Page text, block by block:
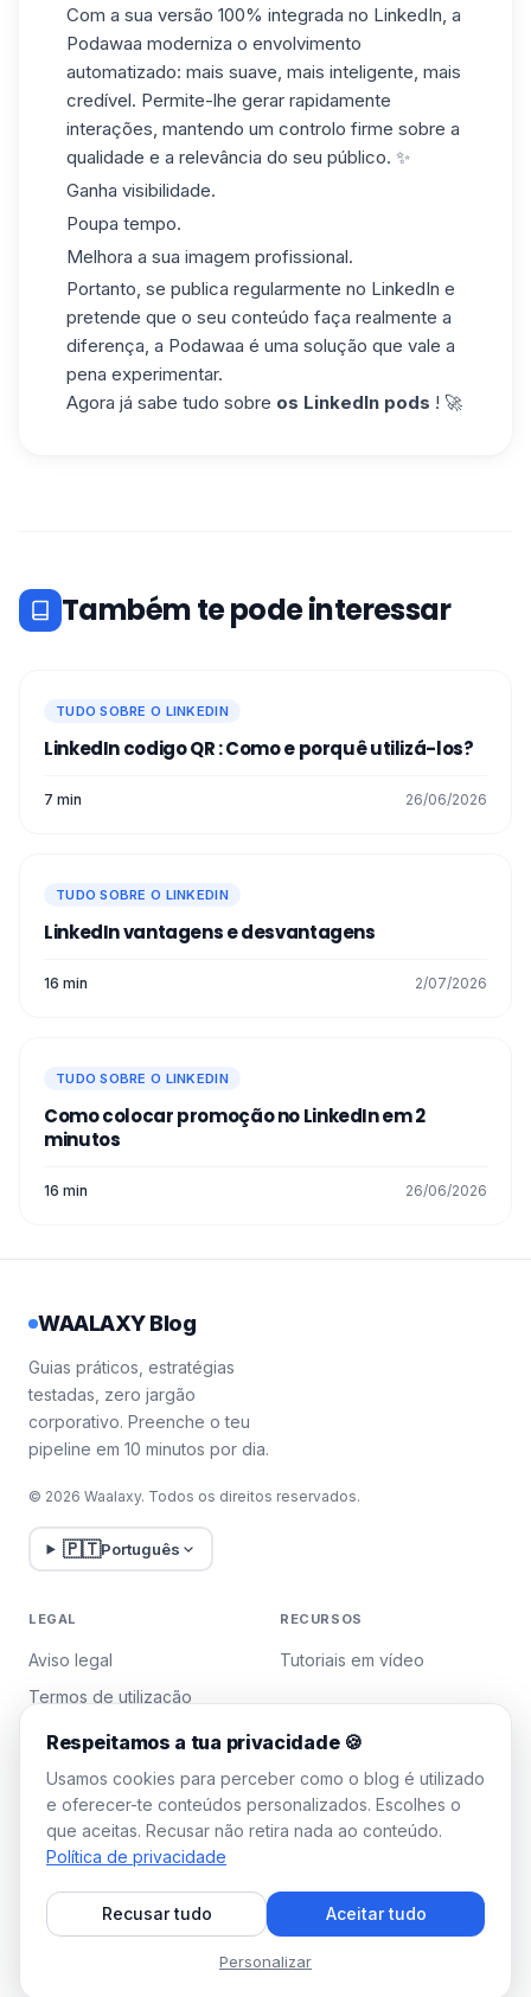
Com a sua versão 100% integrada no LinkedIn, a
Podawaa moderniza o envolvimento
automatizado: mais suave, mais inteligente, mais
credível. Permite-lhe gerar rapidamente
interações, mantendo um controlo firme sobre a
qualidade e a relevância do seu público. ✨
Ganha visibilidade.
Poupa tempo.
Melhora a sua imagem profissional.
Portanto, se publica regularmente no LinkedIn e
pretende que o seu conteúdo faça realmente a
diferença, a Podawaa é uma solução que vale a
pena experimentar.
Agora já sabe tudo sobre os LinkedIn pods ! 🚀
Também te pode interessar
TUDO SOBRE O LINKEDIN
LinkedIn codigo QR : Como e porquê utilizá-los?
7 min 26/06/2026
TUDO SOBRE O LINKEDIN
LinkedIn vantagens e desvantagens​
16 min 2/07/2026
TUDO SOBRE O LINKEDIN
Como colocar promoção no LinkedIn em 2
minutos
16 min 26/06/2026
WAALAXY Blog
Guias práticos, estratégias
testadas, zero jargão
corporativo. Preenche o teu
pipeline em 10 minutos por dia.
© 2026 Waalaxy. Todos os direitos reservados.
🇵🇹Português
LEGAL
Aviso legal
Termos de utilização
Política de privacidade
Gerir cookies
RECURSOS
Tutoriais em vídeo
WAALAXY
Plano Team
Respeitamos a tua privacidade 🍪
Usamos cookies para perceber como o blog é utilizado
e oferecer-te conteúdos personalizados. Escolhes o
que aceitas. Recusar não retira nada ao conteúdo.
Política de privacidade
Recusar tudo Aceitar tudo
Personalizar